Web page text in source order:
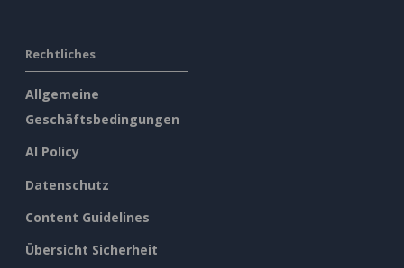
Rechtliches
Allgemeine
Geschäftsbedingungen
AI Policy
Datenschutz
Content Guidelines
Übersicht Sicherheit